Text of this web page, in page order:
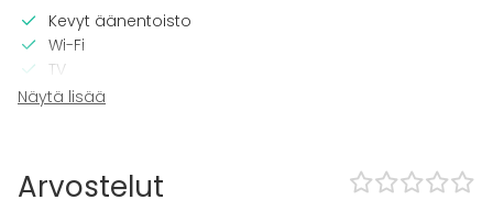
Kevyt äänentoisto
Wi-Fi
TV
Tilaan kuuluu
Näytä lisää
Arvostelut